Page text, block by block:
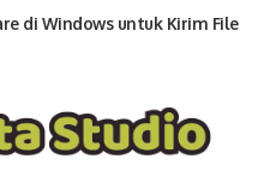
di Windows untuk Kirim File